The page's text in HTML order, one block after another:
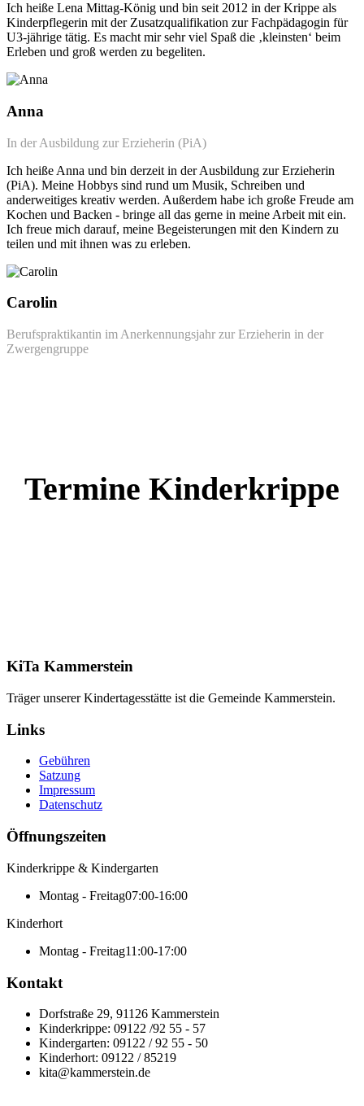
Ich heiße Lena Mittag-König und bin seit 2012 in der Krippe als
Kinderpflegerin mit der Zusatzqualifikation zur Fachpädagogin für
U3-jährige tätig. Es macht mir sehr viel Spaß die ‚kleinsten‘ beim
Erleben und groß werden zu begeliten.
Anna
In der Ausbildung zur Erzieherin (PiA)
Ich heiße Anna und bin derzeit in der Ausbildung zur Erzieherin
(PiA). Meine Hobbys sind rund um Musik, Schreiben und
anderweitiges kreativ werden. Außerdem habe ich große Freude am
Kochen und Backen - bringe all das gerne in meine Arbeit mit ein.
Ich freue mich darauf, meine Begeisterungen mit den Kindern zu
teilen und mit ihnen was zu erleben.
Carolin
Berufspraktikantin im Anerkennungsjahr zur Erzieherin in der
Zwergengruppe
Termine Kinderkrippe
KiTa Kammerstein
Träger unserer Kindertagesstätte ist die Gemeinde Kammerstein.
Links
Gebühren
Satzung
Impressum
Datenschutz
Öffnungszeiten
Kinderkrippe & Kindergarten
Montag - Freitag07:00-16:00
Kinderhort
Montag - Freitag11:00-17:00
Kontakt
Dorfstraße 29, 91126 Kammerstein
Kinderkrippe: 09122 /92 55 - 57
Kindergarten: 09122 / 92 55 - 50
Kinderhort: 09122 / 85219
kita@kammerstein.de